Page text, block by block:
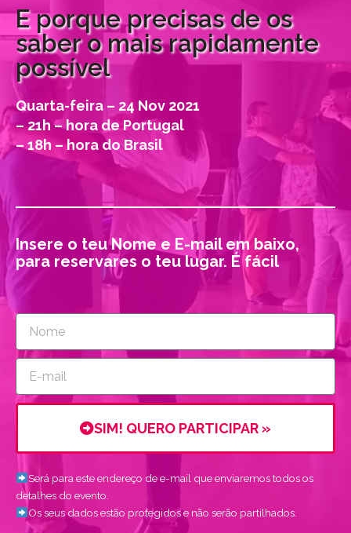
E porque precisas de os
saber o mais rapidamente
possível
Quarta-feira – 24 Nov 2021
– 21h – hora de Portugal
– 18h – hora do Brasil
Insere o teu Nome e E-mail em baixo,
para reservares o teu lugar. É fácil
Nome
mail
SIM! QUERO PARTICIPAR »
Será para este endereço de e-mail que enviaremos todos os
detalhes do evento.
Os seus dados estão protegidos e não serão partilhados.